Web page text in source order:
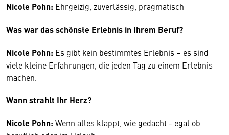
Nicole Pohn: Ehrgeizig, zuverlässig, pragmatisch
Was war das schönste Erlebnis in Ihrem Beruf?
Nicole Pohn: Es gibt kein bestimmtes Erlebnis – es sind
viele kleine Erfahrungen, die jeden Tag zu einem Erlebnis
machen.
Wann strahlt Ihr Herz?
Nicole Pohn: Wenn alles klappt, wie gedacht - egal ob